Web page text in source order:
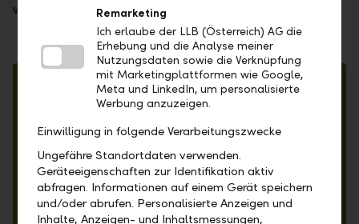
what's important at LLB Österreich.
27.03.2026
Remarketing
Ich erlaube der LLB (Österreich) AG die
Erhebung und die Analyse meiner
Nutzungsdaten sowie die Verknüpfung
mit Marketingplattformen wie Google,
Meta und LinkedIn, um personalisierte
Werbung anzuzeigen.
Einwilligung in folgende Verarbeitungszwecke
Ungefähre Standortdaten verwenden.
Geräteeigenschaften zur Identifikation aktiv
abfragen. Informationen auf einem Gerät speichern
und/oder abrufen. Personalisierte Anzeigen und
Inhalte, Anzeigen- und Inhaltsmessungen,